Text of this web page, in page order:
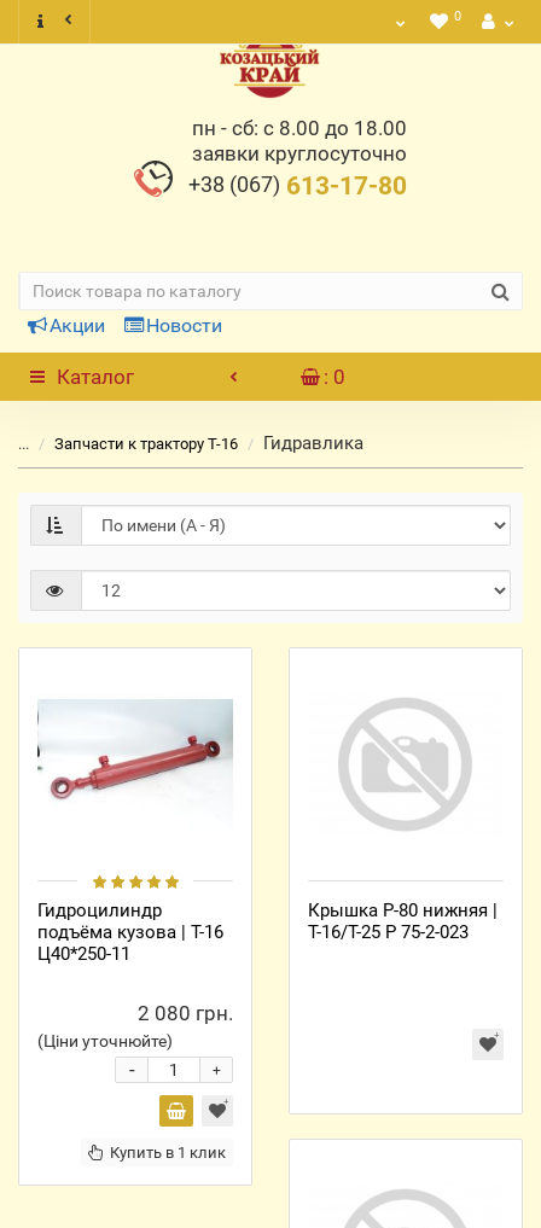
0
пн - сб: с 8.00 до 18.00
заявки круглосуточно
+38 (067) 613-17-80
Акции Новости
Каталог : 0
... Запчасти к трактору Т-16 Гидравлика
Гидроцилиндр
подъёма кузова | Т-16
Ц40*250-11
2 080 грн.
(Ціни уточнюйте)
+
-
Купить в 1 клик
Крышка Р-80 нижняя |
Т-16/Т-25 Р 75-2-023